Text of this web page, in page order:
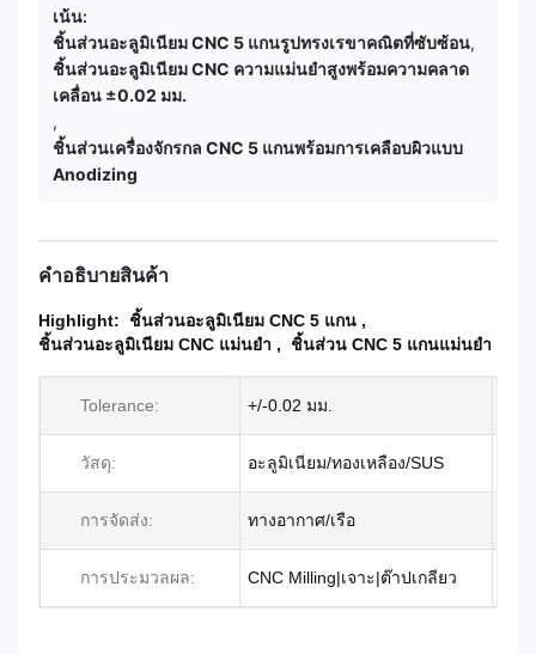
เน้น:
ชิ้นส่วนอะลูมิเนียม CNC 5 แกนรูปทรงเรขาคณิตที่ซับซ้อน,
ชิ้นส่วนอะลูมิเนียม CNC ความแม่นยำสูงพร้อมความคลาด
เคลื่อน ±0.02 มม.
,
ชิ้นส่วนเครื่องจักรกล CNC 5 แกนพร้อมการเคลือบผิวแบบ
Anodizing
คําอธิบายสินค้า
Highlight: ชิ้นส่วนอะลูมิเนียม CNC 5 แกน ,
ชิ้นส่วนอะลูมิเนียม CNC แม่นยำ , ชิ้นส่วน CNC 5 แกนแม่นยำ
Tolerance: +/-0.02 มม.
วัสดุ: อะลูมิเนียม/ทองเหลือง/SUS
การจัดส่ง: ทางอากาศ/เรือ
การประมวลผล: CNC Milling|เจาะ|ต๊าปเกลียว